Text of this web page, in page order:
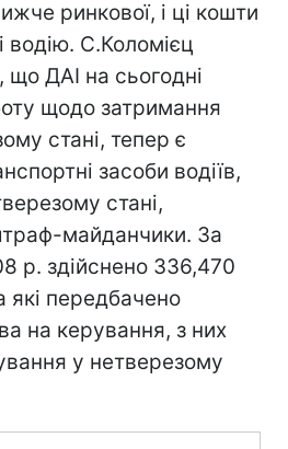
ринкової, і ці кошти
водію. С.Коломієц
ДАІ на сьогодні
щодо затримання
стані, тепер є
засоби водіїв,
стані,
майданчики. За
р. здійснено 336,470
які передбачено
на керування, з них
у нетверезому